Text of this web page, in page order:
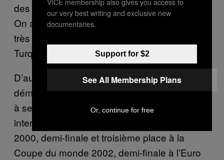
des choses quand ça concerne la sélection.
On a juste envie que l’équipe gagne et hisse
très haut dans le monde le drapeau de la
Turquie ».
D’autant plus que la sélection turque ne
démérite pas généralement quand elle arrive
à se qualifier pour une compétition
internationale : quart de finale lors de l’Euro
2000, demi-finale et troisième place à la
Coupe du monde 2002, demi-finale à l’Euro
our very best writing and exclusive new
documentaries.
Support for $2
See All Membership Plans
Or, continue for free